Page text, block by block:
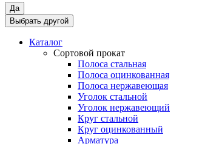
Да
Выбрать другой
Каталог
Сортовой прокат
Полоса стальная
Полоса оцинкованная
Полоса нержавеющая
Уголок стальной
Уголок нержавеющий
Круг стальной
Круг оцинкованный
Арматура